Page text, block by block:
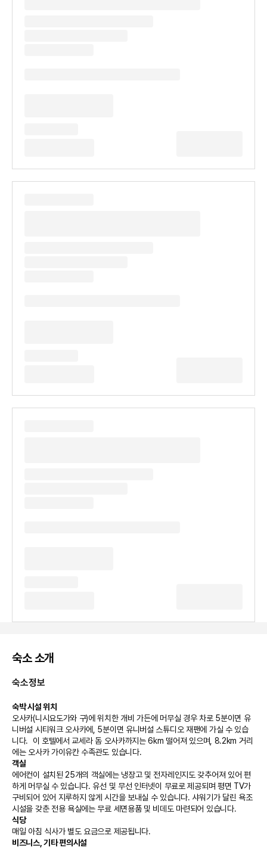
숙소 소개
숙소정보
숙박 시설 위치
오사카(니시요도가와 구)에 위치한 개비 가든에 머무실 경우 차로 5분이면 유
니버설 시티워크 오사카에, 5분이면 유니버설 스튜디오 재팬에 가실 수 있습
니다.  이 호텔에서 교세라 돔 오사카까지는 6km 떨어져 있으며, 8.2km 거리
에는 오사카 가이유칸 수족관도 있습니다.
객실
에어컨이 설치된 25개의 객실에는 냉장고 및 전자레인지도 갖추어져 있어 편
하게 머무실 수 있습니다. 유선 및 무선 인터넷이 무료로 제공되며 평면 TV가
구비되어 있어 지루하지 않게 시간을 보내실 수 있습니다. 샤워기가 달린 욕조
시설을 갖춘 전용 욕실에는 무료 세면용품 및 비데도 마련되어 있습니다.
식당
매일 아침 식사가 별도 요금으로 제공됩니다.
비즈니스, 기타 편의시설